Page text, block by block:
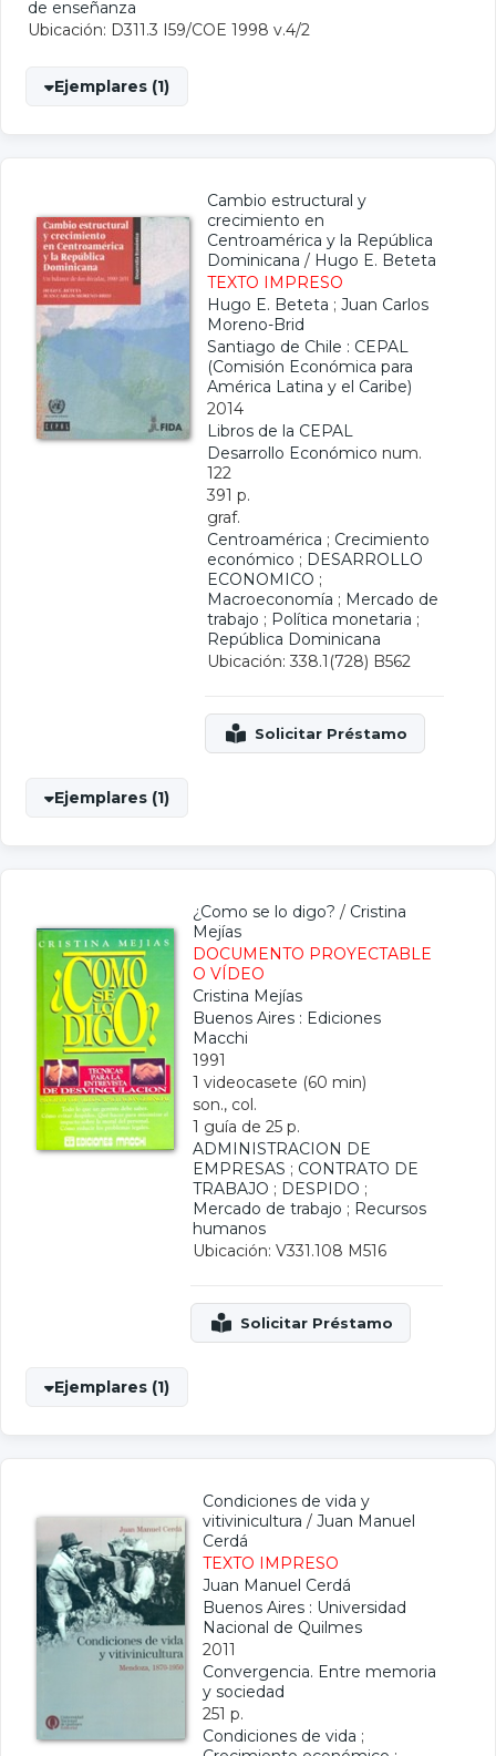
de enseñanza
Ubicación: D311.3 I59/COE 1998 v.4/2
Ejemplares (1)
Cambio estructural y
crecimiento en
Centroamérica y la República
Dominicana / Hugo E. Beteta
TEXTO IMPRESO
Hugo E. Beteta ; Juan Carlos
Moreno-Brid
Santiago de Chile : CEPAL
(Comisión Económica para
América Latina y el Caribe)
2014
Libros de la CEPAL
Desarrollo Económico num.
122
391 p.
graf.
Centroamérica ; Crecimiento
económico ; DESARROLLO
ECONOMICO ;
Macroeconomía ; Mercado de
trabajo ; Política monetaria ;
República Dominicana
Ubicación: 338.1(728) B562
Ejemplares (1)
¿Como se lo digo? / Cristina
Mejías
DOCUMENTO PROYECTABLE
O VÍDEO
Cristina Mejías
Buenos Aires : Ediciones
Macchi
1991
1 videocasete (60 min)
son., col.
1 guía de 25 p.
ADMINISTRACION DE
EMPRESAS ; CONTRATO DE
TRABAJO ; DESPIDO ;
Mercado de trabajo ; Recursos
humanos
Ubicación: V331.108 M516
Ejemplares (1)
Condiciones de vida y
vitivinicultura / Juan Manuel
Cerdá
TEXTO IMPRESO
Juan Manuel Cerdá
Buenos Aires : Universidad
Nacional de Quilmes
2011
Convergencia. Entre memoria
y sociedad
251 p.
Condiciones de vida ;